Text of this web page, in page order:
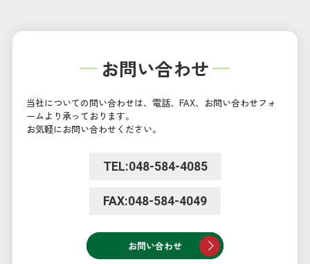
お問い合わせ
当社についての問い合わせは、電話、FAX、お問い合わせフォ
ームより承っております。
お気軽にお問い合わせください。
TEL:048-584-4085
FAX:048-584-4049
お問い合わせ